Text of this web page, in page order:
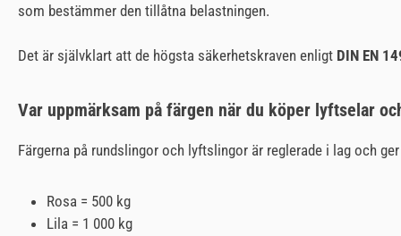
som bestämmer den tillåtna belastningen.
Det är självklart att de högsta säkerhetskraven enligt DIN EN
Var uppmärksam på färgen när du köper lyftselar
Färgerna på rundslingor och lyftslingor är reglerade i lag och
Rosa = 500 kg
Lila = 1 000 kg